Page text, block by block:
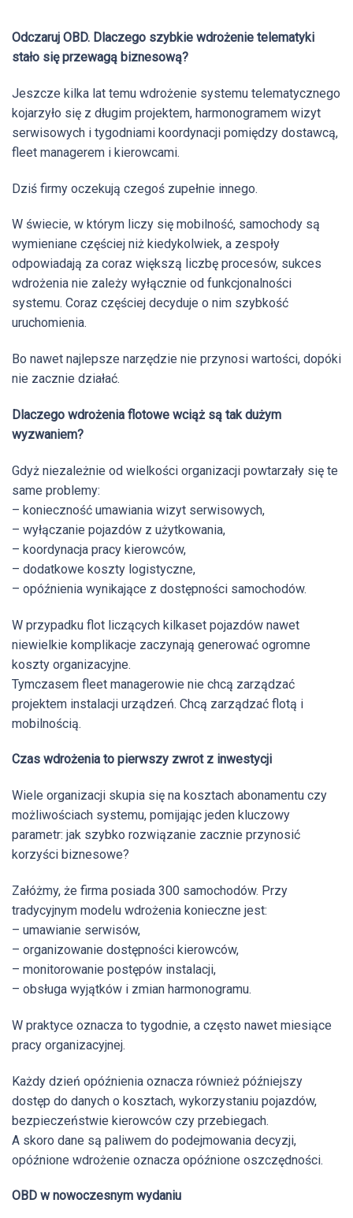
Odczaruj OBD. Dlaczego szybkie wdrożenie telematyki
stało się przewagą biznesową?
Jeszcze kilka lat temu wdrożenie systemu telematycznego
kojarzyło się z długim projektem, harmonogramem wizyt
serwisowych i tygodniami koordynacji pomiędzy dostawcą,
fleet managerem i kierowcami.
Dziś firmy oczekują czegoś zupełnie innego.
W świecie, w którym liczy się mobilność, samochody są
wymieniane częściej niż kiedykolwiek, a zespoły
odpowiadają za coraz większą liczbę procesów, sukces
wdrożenia nie zależy wyłącznie od funkcjonalności
systemu. Coraz częściej decyduje o nim szybkość
uruchomienia.
Bo nawet najlepsze narzędzie nie przynosi wartości, dopóki
nie zacznie działać.
Dlaczego wdrożenia flotowe wciąż są tak dużym
wyzwaniem?
Gdyż niezależnie od wielkości organizacji powtarzały się te
same problemy:
– konieczność umawiania wizyt serwisowych,
– wyłączanie pojazdów z użytkowania,
– koordynacja pracy kierowców,
– dodatkowe koszty logistyczne,
– opóźnienia wynikające z dostępności samochodów.
W przypadku flot liczących kilkaset pojazdów nawet
niewielkie komplikacje zaczynają generować ogromne
koszty organizacyjne.
Tymczasem fleet managerowie nie chcą zarządzać
projektem instalacji urządzeń. Chcą zarządzać flotą i
mobilnością.
Czas wdrożenia to pierwszy zwrot z inwestycji
Wiele organizacji skupia się na kosztach abonamentu czy
możliwościach systemu, pomijając jeden kluczowy
parametr: jak szybko rozwiązanie zacznie przynosić
korzyści biznesowe?
Załóżmy, że firma posiada 300 samochodów. Przy
tradycyjnym modelu wdrożenia konieczne jest:
– umawianie serwisów,
– organizowanie dostępności kierowców,
– monitorowanie postępów instalacji,
– obsługa wyjątków i zmian harmonogramu.
W praktyce oznacza to tygodnie, a często nawet miesiące
pracy organizacyjnej.
Każdy dzień opóźnienia oznacza również późniejszy
dostęp do danych o kosztach, wykorzystaniu pojazdów,
bezpieczeństwie kierowców czy przebiegach.
A skoro dane są paliwem do podejmowania decyzji,
opóźnione wdrożenie oznacza opóźnione oszczędności.
OBD w nowoczesnym wydaniu
navigation